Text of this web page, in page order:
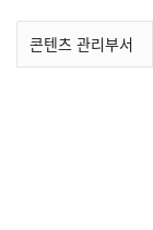
콘텐츠 관리부서